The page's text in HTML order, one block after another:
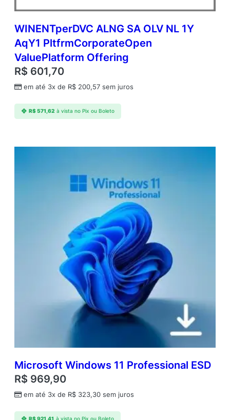
WINENTperDVC ALNG SA OLV NL 1Y
AqY1 PltfrmCorporateOpen
ValuePlatform Offering
R$ 601,70
em até 3x de R$ 200,57 sem juros
R$571,62 à vista no Pix ou Boleto
Microsoft Windows 11 Professional ESD
R$ 969,90
em até 3x de R$ 323,30 sem juros
R$921,41 à vista no Pix ou Boleto